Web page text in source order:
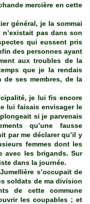
mercière en cette
général, je la sommai
pas dans son
qui eussent pris
des personnes ayant
aux troubles de la
que je la rendais
de ses membres, de la
je lui fis encore
lui faisais envisager le
si je parvenais
qu’une fausse
par me déclarer qu’il y
femmes dont les
avec les brigands. Sur
dans la journée.
s’occupait de
soldats de ma division
de cette commune
les coupables ; et